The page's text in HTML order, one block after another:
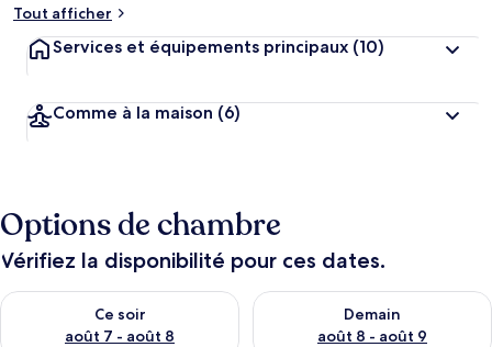
Tout afficher
Services et équipements principaux (10)
Comme à la maison (6)
Options de chambre
Vérifiez la disponibilité pour ces dates.
Ce soir
août 7 - août 8
Vérifier la disponibilité pour ce soir août 7 - août 8
Demain
août 8 - août 9
Vérifier la disponibilité pour